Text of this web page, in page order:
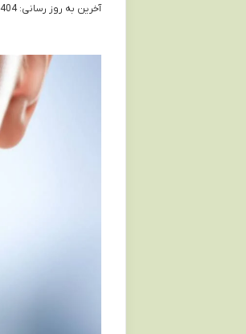
آخرین به روز رسانی: 07/08/1404